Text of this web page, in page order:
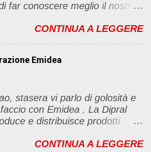
far conoscere meglio il nostro
"party" dell'amicizia .... Mi
ma anche di sentimenti ed
Non siete obbligate a
il tempo bene, altrimenti no
:D Le regole sono le
1) Prelevare l'immagine
con il link del mio
CONTINUA A LEGGERE
Emidea
stasera vi parlo di golosità e
con Emidea . La Dipral
e distribuisce prodotti
a marchio Emidea (rivolti
CONTINUA A LEGGERE